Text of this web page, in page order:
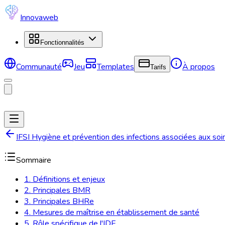
Innovaweb
Fonctionnalités
Communauté Jeu Templates Tarifs À propos
IFSI Hygiène et prévention des infections associées aux
Sommaire
1. Définitions et enjeux
2. Principales BMR
3. Principales BHRe
4. Mesures de maîtrise en établissement de santé